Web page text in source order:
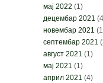
мај 2022 (1)
децембар 2021
новембар 2021
септембар 2021
август 2021 (1)
мај 2021 (1)
април 2021 (4)